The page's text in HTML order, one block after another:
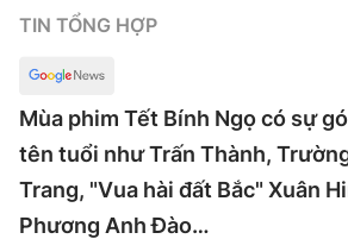
TIN TỔNG HỢP
Mùa phim Tết Bính Ngọ có sự
tên tuổi như Trấn Thành,
Trang, "Vua hài đất Bắc" Xuân
Phương Anh Đào…